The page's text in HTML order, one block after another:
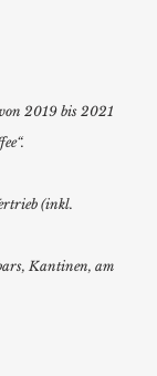
2019 bis 2021
(inkl.
Kantinen, am